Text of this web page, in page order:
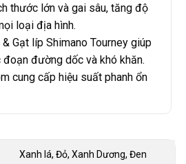
thước lớn và gai sâu, tăng độ
loại địa hình.
Gạt líp Shimano Tourney giúp
đường dốc và khó khăn.
cung cấp hiệu suất phanh ổn
Xanh lá, Đỏ, Xanh Dương, Đen